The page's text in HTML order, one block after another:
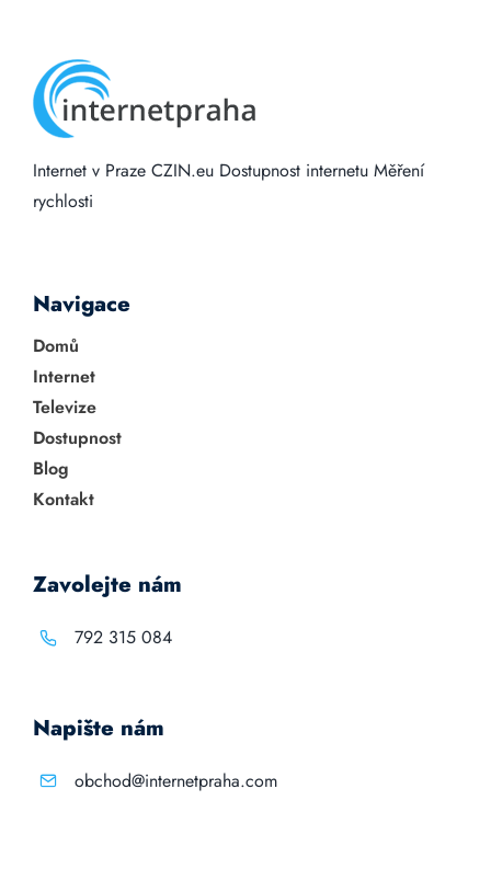
Internet v Praze CZIN.eu Dostupnost internetu Měření
rychlosti
Navigace
Domů
Internet
Televize
Dostupnost
Blog
Kontakt
Zavolejte nám
792 315 084
Napište nám
obchod@internetpraha.com